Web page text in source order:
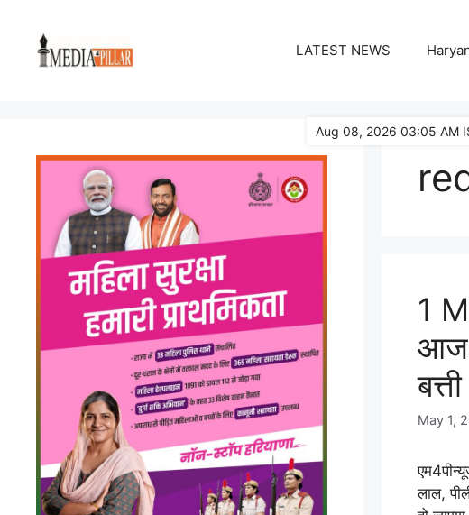
content
LATEST NEWS
1
आज
May 1,
लाल,
Aug 08, 2026 03:05 AM